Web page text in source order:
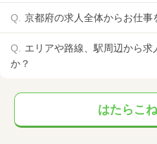
京都府の求人全体からお仕事
エリアや路線、駅周辺から
か？
はたらこ